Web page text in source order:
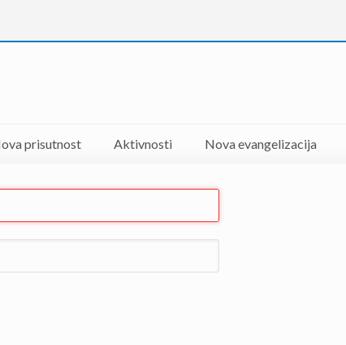
prisutnost Aktivnosti Nova evangelizacija